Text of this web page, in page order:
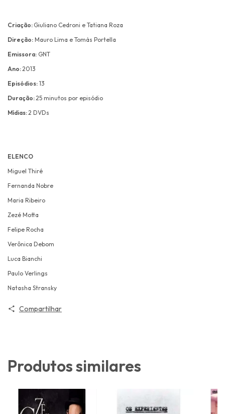
Criação: Giuliano Cedroni e Tatiana Roza
Direção: Mauro Lima e Tomás Portella
Emissora: GNT
Ano:2013
Episódios: 13
Duração:25 minutos por episódio
Mídias:2 DVDs
ELENCO
Miguel Thiré
Fernanda Nobre
Maria Ribeiro
Zezé Motta
Felipe Rocha
Verônica Debom
Luca Bianchi
Paulo Verlings
Natasha Stransky
Compartilhar
Produtos similares